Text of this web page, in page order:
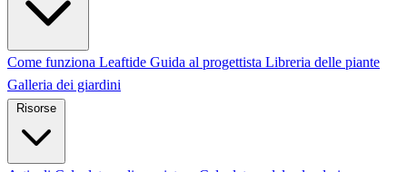
Come funziona Leaftide Guida al progettista Libreria delle piante
Galleria dei giardini
Risorse